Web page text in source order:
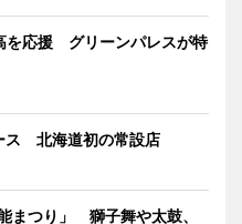
を応援 グリーンパレスが特
ス 北海道初の常設店
まつり」 獅子舞や太鼓、